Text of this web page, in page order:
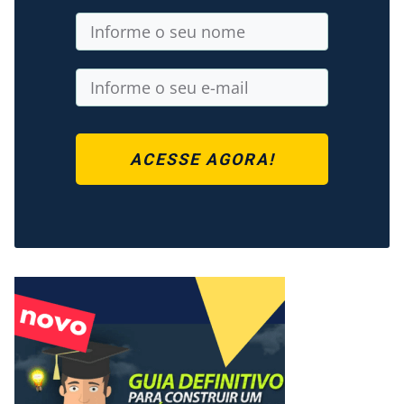
ACESSE AGORA!